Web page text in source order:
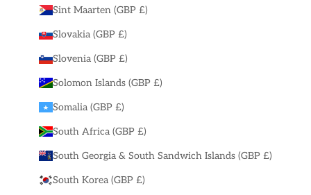
Sint Maarten (GBP £)
Slovakia (GBP £)
Slovenia (GBP £)
Solomon Islands (GBP £)
Somalia (GBP £)
South Africa (GBP £)
South Georgia & South Sandwich Islands (GBP £)
South Korea (GBP £)